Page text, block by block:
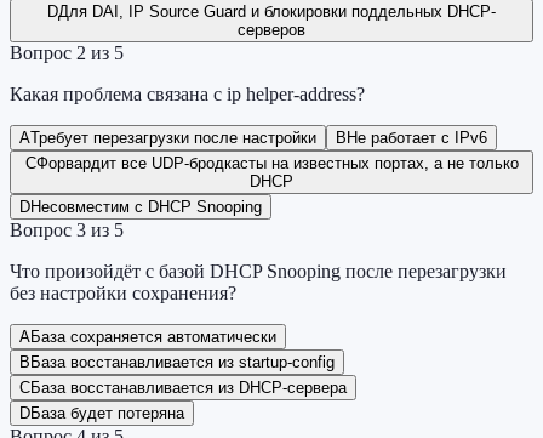
DДля DAI, IP Source Guard и блокировки поддельных DHCP-
серверов
Вопрос 2 из 5
Какая проблема связана с ip helper-address?
AТребует перезагрузки после настройки B Не работает с IPv6
CФорвардит все UDP-бродкасты на известных портах, а не только
DHCP
DНесовместим с DHCP Snooping
Вопрос 3 из 5
Что произойдёт с базой DHCP Snooping после перезагрузки
без настройки сохранения?
AБаза сохраняется автоматически
B База восстанавливается из startup-config
CБаза восстанавливается из DHCP-сервера
DБаза будет потеряна